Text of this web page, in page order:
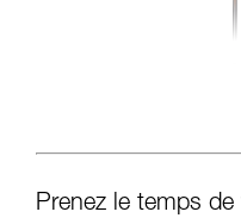
Prenez le temps